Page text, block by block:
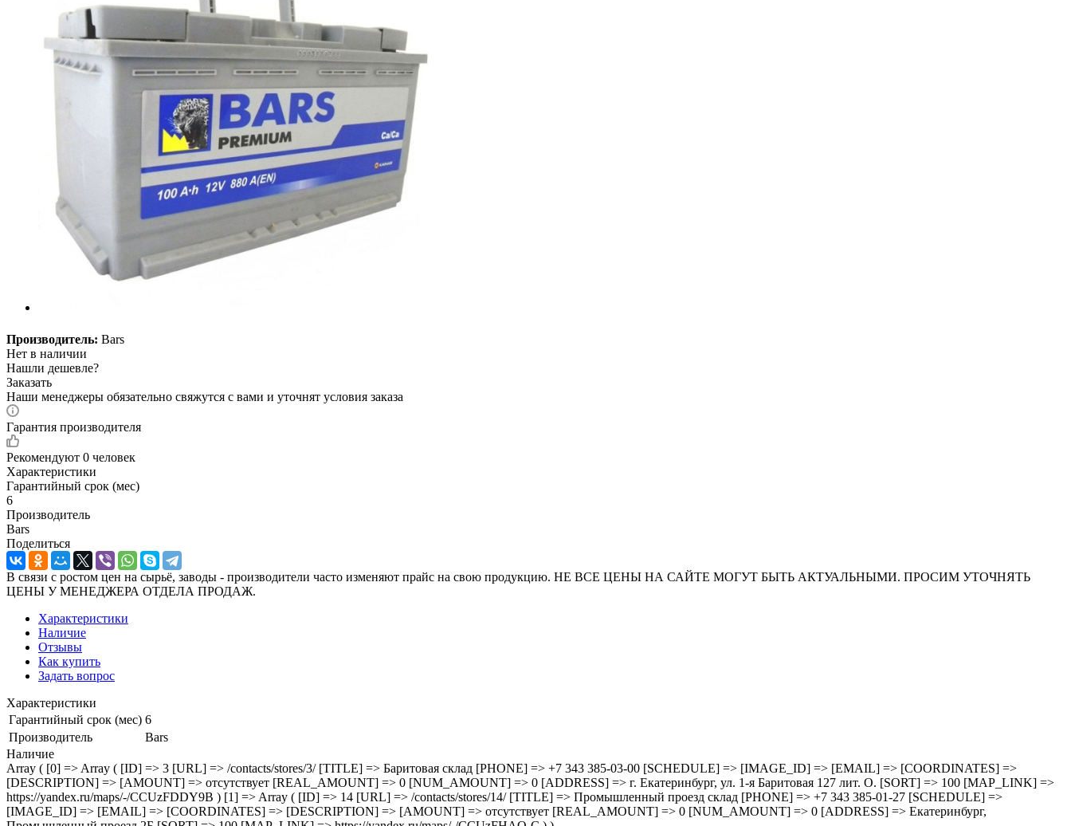
Производитель: Bars
Нет в наличии
Нашли дешевле?
Заказать
Наши менеджеры обязательно свяжутся с вами и уточнят условия заказа
Гарантия производителя
Рекомендуют 0 человек
Характеристики
Гарантийный срок (мес)
6
Производитель
Bars
Поделиться
В связи с ростом цен на сырьё, заводы - производители часто изменяют прайс на свою продукцию. НЕ ВСЕ ЦЕНЫ НА САЙТЕ МОГУТ БЫТЬ АКТУАЛЬНЫМИ. ПРОСИМ УТОЧНЯТЬ
ЦЕНЫ У МЕНЕДЖЕРА ОТДЕЛА ПРОДАЖ.
Характеристики
Наличие
Отзывы
Как купить
Задать вопрос
Характеристики
Гарантийный срок (мес) 6
Производитель
Bars
Наличие
Array ( [0] => Array ( [ID] => 3 [URL] => /contacts/stores/3/ [TITLE] => Баритовая склад [PHONE] => +7 343 385-03-00 [SCHEDULE] => [IMAGE_ID] => [EMAIL] => [COORDINATES] =>
[DESCRIPTION] => [AMOUNT] => отсутствует [REAL_AMOUNT] => 0 [NUM_AMOUNT] => 0 [ADDRESS] => г. Екатеринбург, ул. 1-я Баритовая 127 лит. О. [SORT] => 100 [MAP_LINK] =>
https://yandex.ru/maps/-/CCUzFDDY9B ) [1] => Array ( [ID] => 14 [URL] => /contacts/stores/14/ [TITLE] => Промышленный проезд cклад [PHONE] => +7 343 385-01-27 [SCHEDULE] =>
[IMAGE_ID] => [EMAIL] => [COORDINATES] => [DESCRIPTION] => [AMOUNT] => отсутствует [REAL_AMOUNT] => 0 [NUM_AMOUNT] => 0 [ADDRESS] => Екатеринбург,